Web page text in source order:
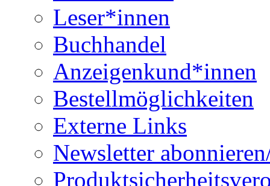
Leser*innen
Buchhandel
Anzeigenkund*innen
Bestellmöglichkeiten
Externe Links
Newsletter